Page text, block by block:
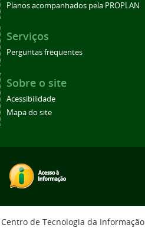
Planos acompanhados pela PROPLAN
Serviços
Perguntas frequentes
Sobre o site
Acessibilidade
Mapa do site
Centro de Tecnologia da